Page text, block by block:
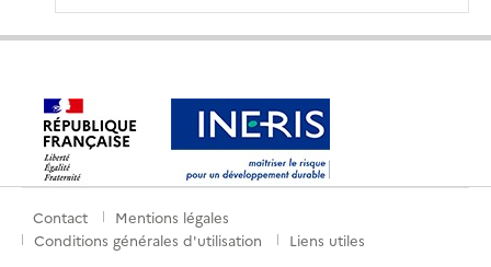
Menu
Contact
Mentions légales
Conditions générales d'utilisation
Liens utiles